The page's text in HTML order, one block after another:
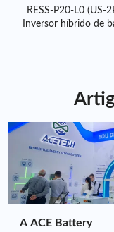
RESS-P20-L0 (US-
Inversor híbrido de
A ACE Battery